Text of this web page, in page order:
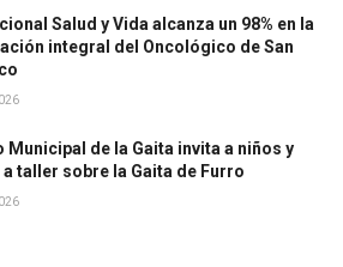
Salud y Vida alcanza un 98% en la
integral del Oncológico de San
Municipal de la Gaita invita a niños y
a taller sobre la Gaita de Furro